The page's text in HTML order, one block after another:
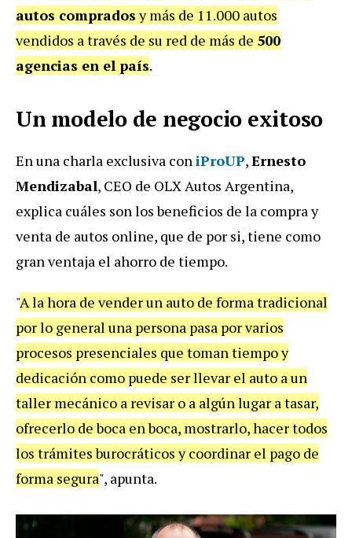
autos compradosy más de 11.000 autos
vendidos a través de su red de más de 500
agencias en el país.
Un modelo de negocio exitoso
En una charla exclusiva coniProUP,Ernesto
Mendizabal, CEO de OLX Autos Argentina,
explica cuáles son los beneficios de la compra y
venta de autos online, que de por si, tiene como
gran ventaja el ahorro de tiempo.
"A la hora de vender un auto de forma tradicional
por lo general una persona pasa por varios
procesos presenciales que toman tiempo y
dedicación como puede ser llevar el auto a un
taller mecánico a revisar o a algún lugar a tasar,
ofrecerlo de boca en boca, mostrarlo, hacer todos
los trámites burocráticos y coordinar el pago de
forma segura", apunta.